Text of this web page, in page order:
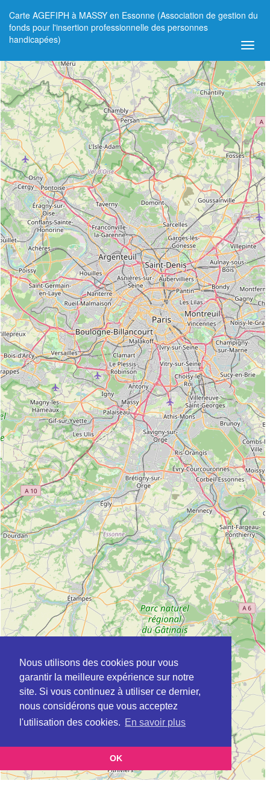
Nous utilisons des cookies pour vous
garantir la meilleure expérience sur notre
site. Si vous continuez à utiliser ce dernier,
nous considérons que vous acceptez
l'utilisation des cookies. En savoir plus
OK
Carte AGEFIPH à MASSY en Essonne (Association de gestion du
fonds pour l'insertion professionnelle des personnes
handicapées)
+
−